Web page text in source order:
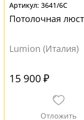
3641/6C
Потолочная
Lumion (Италия)
15 900 ₽